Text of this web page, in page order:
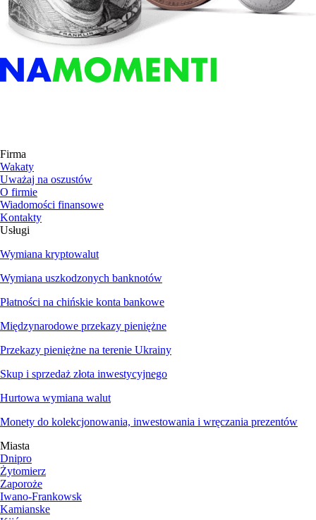
Firma
Wakaty
Uważaj na oszustów
O firmie
Wiadomości finansowe
Kontakty
Usługi
Wymiana kryptowalut
Wymiana uszkodzonych banknotów
Płatności na chińskie konta bankowe
Międzynarodowe przekazy pieniężne
Przekazy pieniężne na terenie Ukrainy
Skup i sprzedaż złota inwestycyjnego
Hurtowa wymiana walut
Monety do kolekcjonowania, inwestowania i wręczania prezentów
Miasta
Dnipro
Żytomierz
Zaporoże
Iwano-Frankowsk
Kamianske